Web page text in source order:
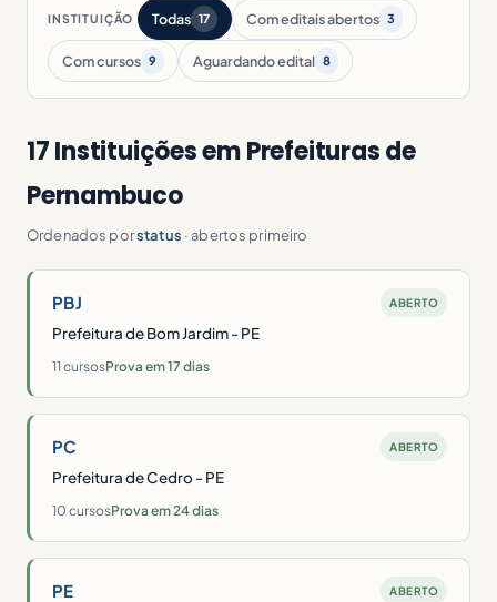
INSTITUIÇÃO Todas 17 Com editais abertos 3
Com cursos 9 Aguardando edital 8
17 Instituições em Prefeituras de
Pernambuco
Ordenados porstatus · abertos primeiro
PBJ ABERTO
Prefeitura de Bom Jardim - PE
11 cursosProva em 17 dias
PC ABERTO
Prefeitura de Cedro - PE
10 cursosProva em 24 dias
PE ABERTO